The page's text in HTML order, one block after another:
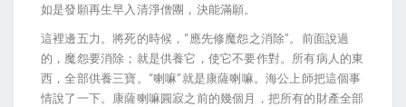
如是發願再生早入清淨僧團，決能滿願。
這裡邊五力。將死的時候，“應先修魔怨之消除”。前面說過
的，魔怨要消除；就是供養它，使它不要作對。所有病人的東
西，全部供養三寶。“喇嘛”就是康薩喇嘛。海公上師把這個事
情說了一下。康薩喇嘛圓寂之前的幾個月，把所有的財產全部